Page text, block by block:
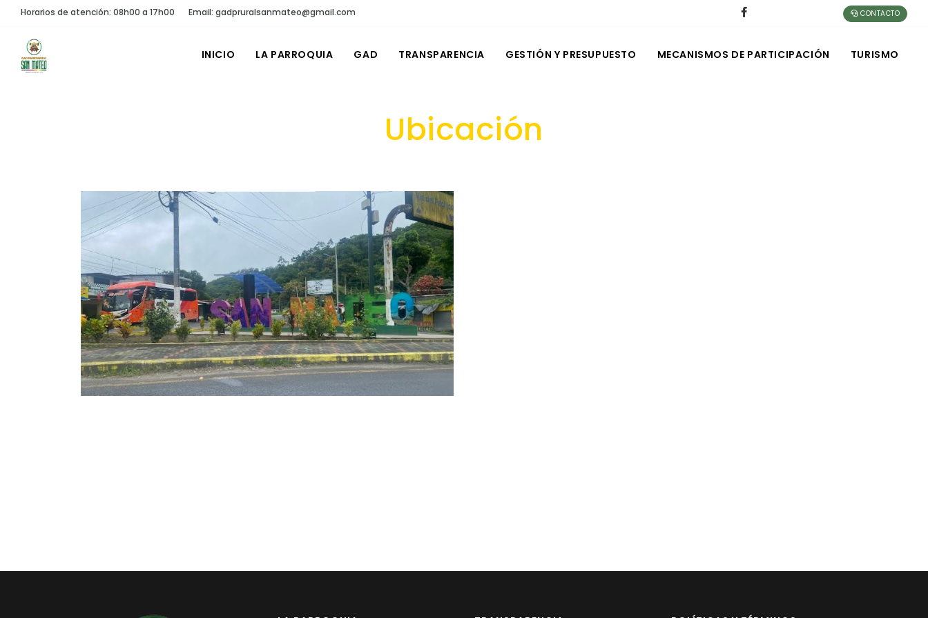
Horarios de atención: 08h00 a 17h00 Email: gadpruralsanmateo@gmail.com CONTACTO
INICIO LA PARROQUIA GAD TRANSPARENCIA GESTIÓN Y PRESUPUESTO MECANISMOS DE PARTICIPACIÓN TURISMO
Ubicación